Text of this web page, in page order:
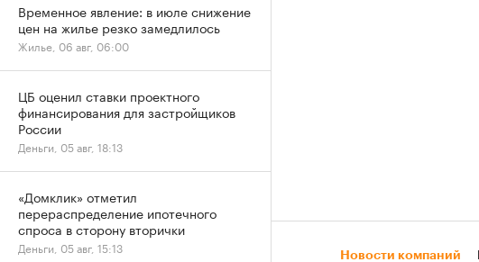
Новости компаний
Временное явление: в июле снижение
цен на жилье резко замедлилось
Жилье, 06 авг, 06:00
ЦБ оценил ставки проектного
финансирования для застройщиков
России
Деньги, 05 авг, 18:13
«Домклик» отметил
перераспределение ипотечного
спроса в сторону вторички
Деньги, 05 авг, 15:13